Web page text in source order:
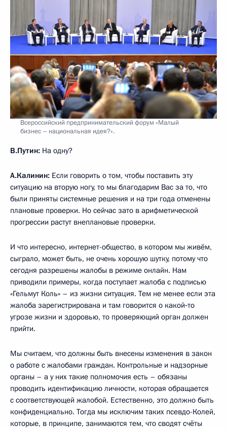
Всероссийский предпринимательский форум «Малый
бизнес – национальная идея?».
В.Путин: На одну?
А.Калинин: Если говорить о том, чтобы поставить эту
ситуацию на вторую ногу, то мы благодарим Вас за то, что
были приняты системные решения и на три года отменены
плановые проверки. Но сейчас зато в арифметической
прогрессии растут внеплановые проверки.
И что интересно, интернет-общество, в котором мы живём,
сыграло, может быть, не очень хорошую шутку, потому что
сегодня разрешены жалобы в режиме онлайн. Нам
приводили примеры, когда поступает жалоба с подписью
«Гельмут Коль» – из жизни ситуация. Тем не менее если эта
жалоба зарегистрирована и там говорится о какой‑то
угрозе жизни и здоровью, то проверяющий орган должен
прийти.
Мы считаем, что должны быть внесены изменения в закон
о работе с жалобами граждан. Контрольные и надзорные
органы – а у них такие полномочия есть – обязаны
проводить идентификацию личности, которая обращается
с соответствующей жалобой. Естественно, это должно быть
конфиденциально. Тогда мы исключим таких псевдо-Колей,
которые, в принципе, занимаются тем, что сводят счёты